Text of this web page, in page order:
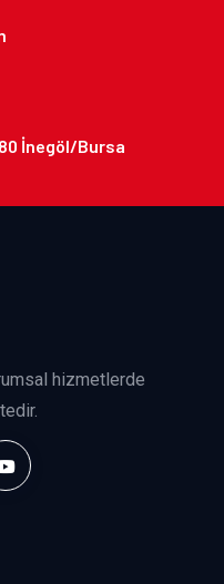
İnegöl/Bursa
hizmetlerde